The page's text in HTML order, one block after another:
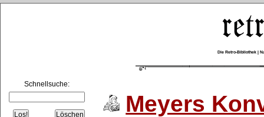
Die Retro-Bibliothek |
Schnellsuche:
Meyers